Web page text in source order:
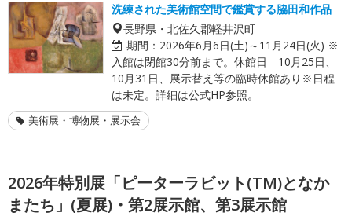
洗練された美術館空間で鑑賞する脇田和作品
長野県・北佐久郡軽井沢町
期間： 2026年6月6日(土)～11月24日(火) ※
入館は閉館30分前まで。休館日 10月25日、
10月31日、展示替え等の臨時休館あり※日程
は未定。詳細は公式HP参照。
美術展・博物展・展示会
2026年特別展「ピーターラビット(TM)となか
またち」(夏展)・第2展示館、第3展示館